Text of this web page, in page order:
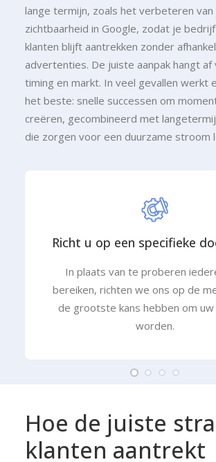
lange termijn, zoals het verbeteren van
zichtbaarheid in Google, zodat je
klanten blijft aantrekken zonder
advertenties. De juiste aanpak hangt af
timing en markt. In veel gevallen werkt
het beste: snelle successen om
creëren, gecombineerd met
die zorgen voor een duurzame stroom
Richt u op een specifieke
In plaats van te proberen
bereiken, richten we ons op de
de grootste kans hebben om
worden.
Hoe de juiste
klanten aantrekt